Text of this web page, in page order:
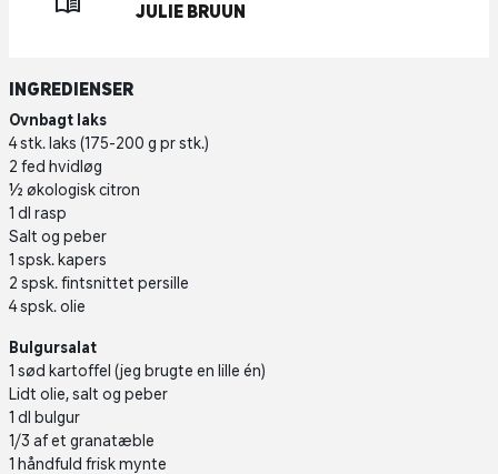
JULIE BRUUN
INGREDIENSER
Ovnbagt laks
4 stk. laks (175-200 g pr stk.)
2 fed hvidløg
½ økologisk citron
1 dl rasp
Salt og peber
1 spsk. kapers
2 spsk. fintsnittet persille
4 spsk. olie
Bulgursalat
1 sød kartoffel (jeg brugte en lille én)
Lidt olie, salt og peber
1 dl bulgur
1/3 af et granatæble
1 håndfuld frisk mynte